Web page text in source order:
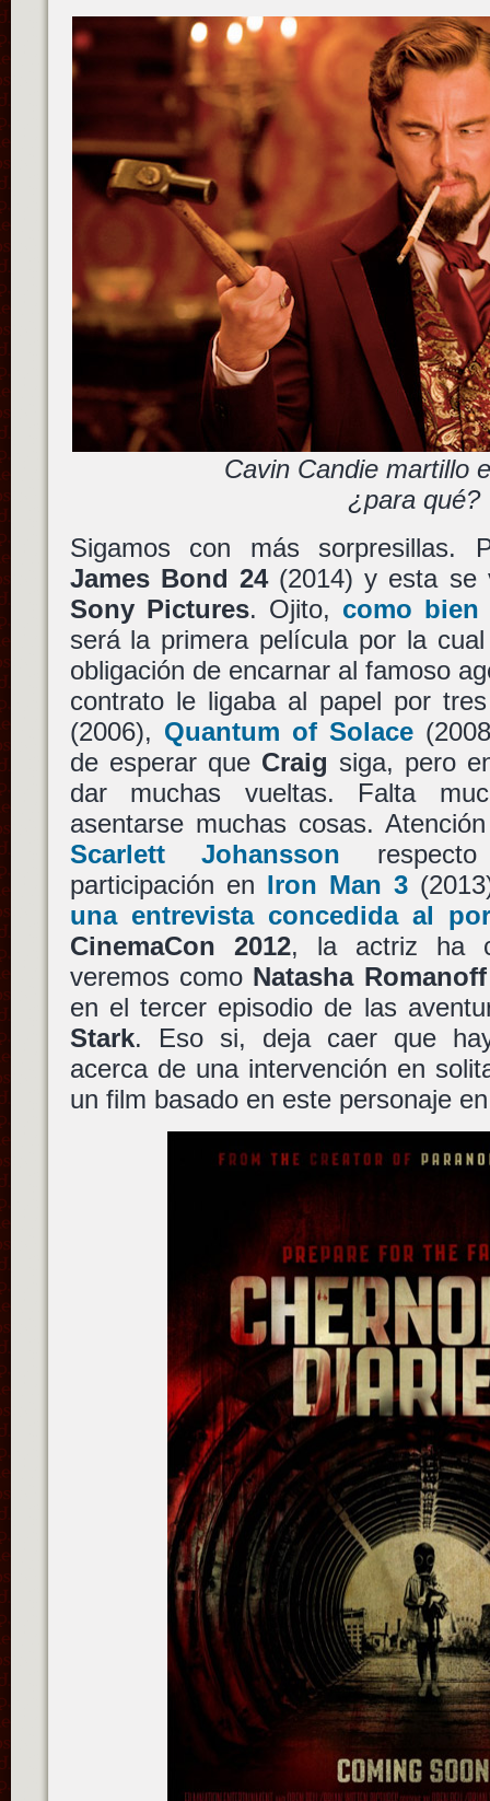
Cavin Candie martillo
¿para qué?
Sigamos con más sorpresillas.
James Bond 24(2014) y esta se
Sony Pictures. Ojito, como bien
será la primera película por la
obligación de encarnar al famoso
contrato le ligaba al papel por
(2006), Quantum of Solace
de esperar que Craig siga, pero
dar muchas vueltas. Falta
asentarse muchas cosas.
Scarlett Johansson
participación en Iron Man 3
una entrevista concedida al
CinemaCon 2012, la actriz ha
veremos como Natasha Romanoff
en el tercer episodio de las
Stark. Eso si, deja caer que
acerca de una intervención en
un film basado en este personaje